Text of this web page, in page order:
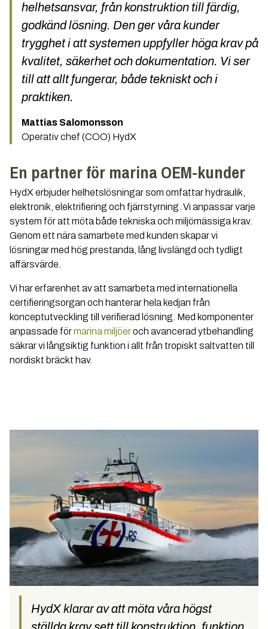
helhetsansvar, från konstruktion till färdig,
godkänd lösning. Den ger våra kunder
trygghet i att systemen uppfyller höga krav på
kvalitet, säkerhet och dokumentation. Vi ser
till att allt fungerar, både tekniskt och i
praktiken.
Mattias Salomonsson
Operativ chef (COO) HydX
En partner för marina OEM-kunder
HydX erbjuder helhetslösningar som omfattar hydraulik,
elektronik, elektrifiering och fjärrstyrning. Vi anpassar varje
system för att möta både tekniska och miljömässiga krav.
Genom ett nära samarbete med kunden skapar vi
lösningar med hög prestanda, lång livslängd och tydligt
affärsvärde.
Vi har erfarenhet av att samarbeta med internationella
certifieringsorgan och hanterar hela kedjan från
konceptutveckling till verifierad lösning. Med komponenter
anpassade förmarina miljöeroch avancerad ytbehandling
säkrar vi långsiktig funktion i allt från tropiskt saltvatten till
nordiskt bräckt hav.
HydX klarar av att möta våra högst